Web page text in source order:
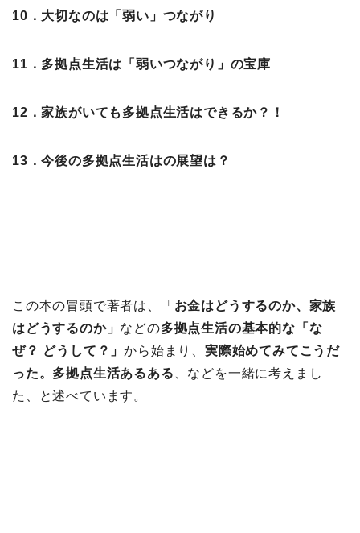
10．大切なのは「弱い」つながり
11．多拠点生活は「弱いつながり」の宝庫
12．家族がいても多拠点生活はできるか？！
13．今後の多拠点生活はの展望は？
この本の冒頭で著者は、「 お金はどうするのか、家族
はどうするのか」 などの多拠点生活の基本的な「な
ぜ？ どうして？」から始まり、実際始めてみてこうだ
った。多拠点生活あるある 、などを一緒に考えまし
た、と述べています。